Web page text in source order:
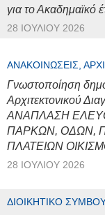
για το Ακαδημαϊκό
28 ΙΟΥΛΊΟΥ 2026
ΑΝΑΚΟΙΝΏΣΕΙΣ,
Γνωστοποίηση
Αρχιτεκτονικού
ΑΝΑΠΛΑΣΗ
ΠΑΡΚΩΝ, ΟΔΩΝ,
ΠΛΑΤΕΙΩΝ
28 ΙΟΥΛΊΟΥ 2026
ΔΙΟΙΚΗΤΙΚΌ